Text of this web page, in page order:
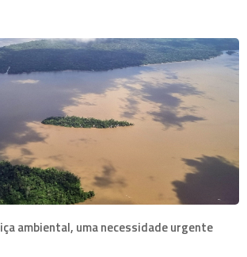
ambiental, uma necessidade urgente